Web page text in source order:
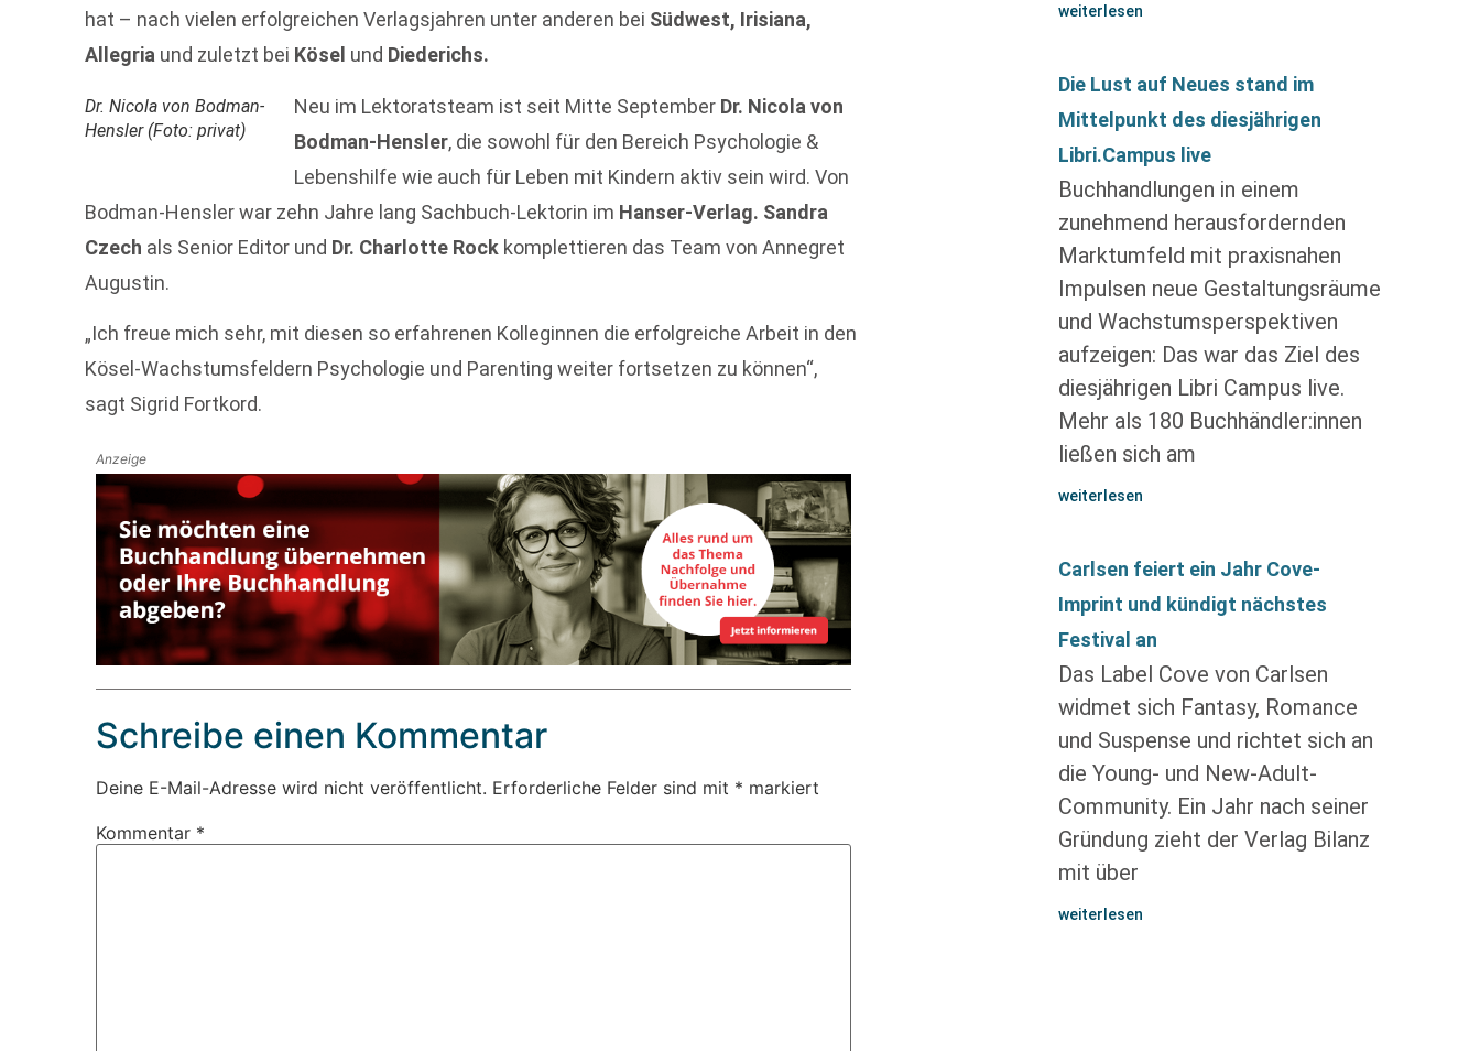
hat – nach vielen erfolgreichen Verlagsjahren unter anderen bei Südwest, Irisiana,
Allegria und zuletzt bei Kösel und Diederichs.
Dr. Nicola von Bodman-
Hensler (Foto: privat)
Neu im Lektoratsteam ist seit Mitte September Dr. Nicola von
Bodman-Hensler, die sowohl für den Bereich Psychologie &
Lebenshilfe wie auch für Leben mit Kindern aktiv sein wird. Von
Bodman-Hensler war zehn Jahre lang Sachbuch-Lektorin im Hanser-Verlag. Sandra
Czech als Senior Editor und Dr. Charlotte Rock komplettieren das Team von Annegret
Augustin.
„Ich freue mich sehr, mit diesen so erfahrenen Kolleginnen die erfolgreiche Arbeit in den
Kösel-Wachstumsfeldern Psychologie und Parenting weiter fortsetzen zu können“,
sagt Sigrid Fortkord.
Anzeige
Schreibe einen Kommentar
Deine E-Mail-Adresse wird nicht veröffentlicht. Erforderliche Felder sind mit * markiert
Kommentar *
weiterlesen
Die Lust auf Neues stand im
Mittelpunkt des diesjährigen
Libri.Campus live
Buchhandlungen in einem
zunehmend herausfordernden
Marktumfeld mit praxisnahen
Impulsen neue Gestaltungsräume
und Wachstumsperspektiven
aufzeigen: Das war das Ziel des
diesjährigen Libri Campus live.
Mehr als 180 Buchhändler:innen
ließen sich am
weiterlesen
Carlsen feiert ein Jahr Cove-
Imprint und kündigt nächstes
Festival an
Das Label Cove von Carlsen
widmet sich Fantasy, Romance
und Suspense und richtet sich an
die Young- und New-Adult-
Community. Ein Jahr nach seiner
Gründung zieht der Verlag Bilanz
mit über
weiterlesen